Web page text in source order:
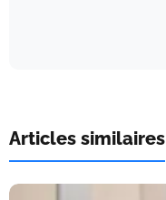
Articles similaires